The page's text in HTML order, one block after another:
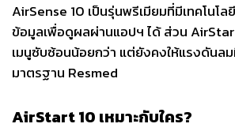
AirSense 10 เป็นรุ่นพรีเมียมที่มีเทคโนโ
ข้อมูลเพื่อดูผลผ่านแอปฯ ได้ ส่วน
เมนูซับซ้อนน้อยกว่า แต่ยังคงให้แรงดันล
มาตรฐาน Resmed
AirStart 10 เหมาะกับใคร?